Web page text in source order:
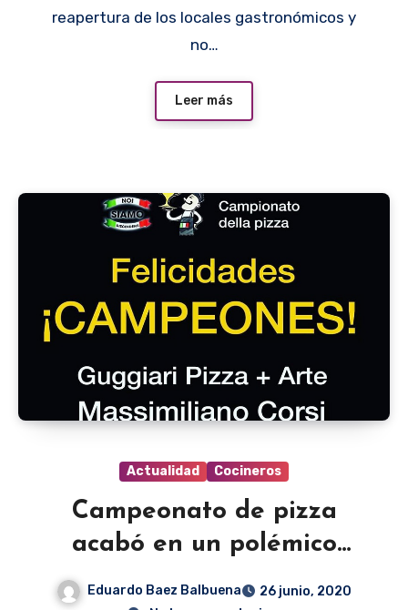
reapertura de los locales gastronómicos y
no…
Leer más
Actualidad Cocineros
Campeonato de pizza
acabó en un polémico
Eduardo Baez Balbuena
26 junio, 2020